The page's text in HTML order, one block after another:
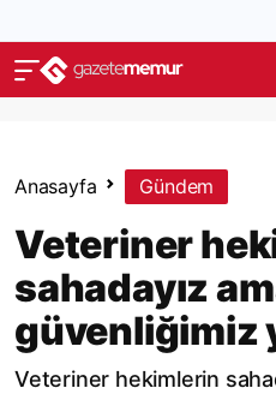
Anasayfa Gündem
Veteriner
sahadayız
güvenliğimiz
Veteriner hekimlerin